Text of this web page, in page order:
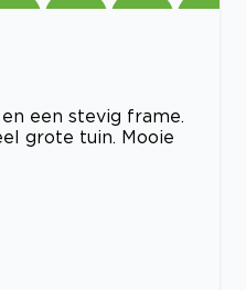
een stevig frame.
grote tuin. Mooie